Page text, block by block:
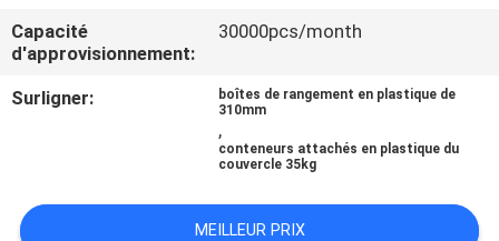
CONTRÔLE
QUALITÉ
NOUS
Capacité
d'approvisionnement:
30000pcs/month
Surligner:
boîtes de rangement en plastique de
310mm
,
conteneurs attachés en plastique du
couvercle 35kg
MEILLEUR PRIX